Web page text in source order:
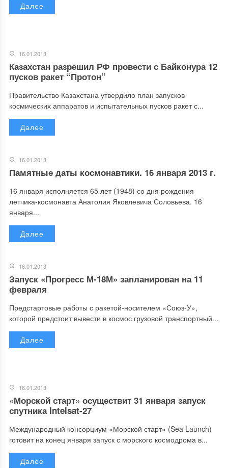
Далее
16.01.2013
Казахстан разрешил РФ провести с Байконура 12
пусков ракет “Протон”
Правительство Казахстана утвердило план запусков
космических аппаратов и испытательных пусков ракет с...
Далее
16.01.2013
Памятные даты космонавтики. 16 января 2013 г.
16 января исполняется 65 лет (1948) со дня рождения
летчика-космонавта Анатолия Яковлевича Соловьева. 16
января...
Далее
16.01.2013
Запуск «Прогресс М-18М» запланирован на 11
февраля
Предстартовые работы с ракетой-носителем «Союз-У»,
которой предстоит вывести в космос грузовой транспортный...
Далее
16.01.2013
«Морской старт» осуществит 31 января запуск
спутника Intelsat-27
Международный консорциум «Морской старт» (Sea Launch)
готовит на конец января запуск с морского космодрома в...
Далее